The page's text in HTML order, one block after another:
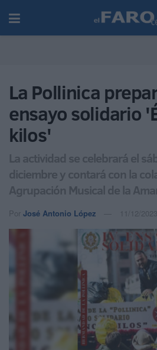
La Pollinica
ensayo solidario
kilos'
La actividad se celebrará el
diciembre y contará con la
Agrupación Musical de la
Por José Antonio López 11/12/